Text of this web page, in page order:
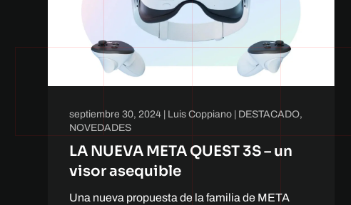
septiembre 30, 2024 | Luis Coppiano | DESTACADO,
NOVEDADES
LA NUEVA META QUEST 3S – un
visor asequible
Una nueva propuesta de la familia de META